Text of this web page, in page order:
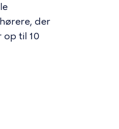
der
op til 10